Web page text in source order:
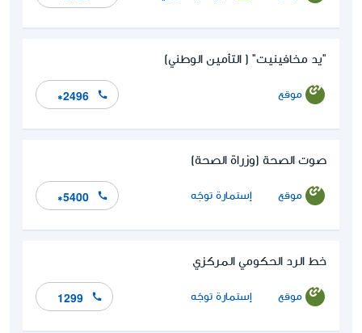
"يد مخافينيت" ( التأمين الوطني)
موقع *2496
صوت الصحة (وزراة الصحة)
موقع إستمارة توجّه *5400
خط الرد الحكومي المركزي
موقع إستمارة توجّه 1299